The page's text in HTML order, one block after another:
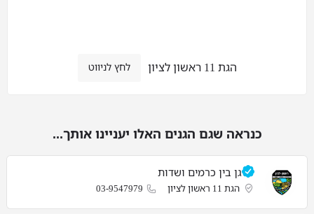
הגת 11 ראשון לציון לחץ לניווט
כנראה שגם הגנים האלו יעניינו אותך...
גן בין כרמים ושדות
הגת 11 ראשון לציון 03-9547979